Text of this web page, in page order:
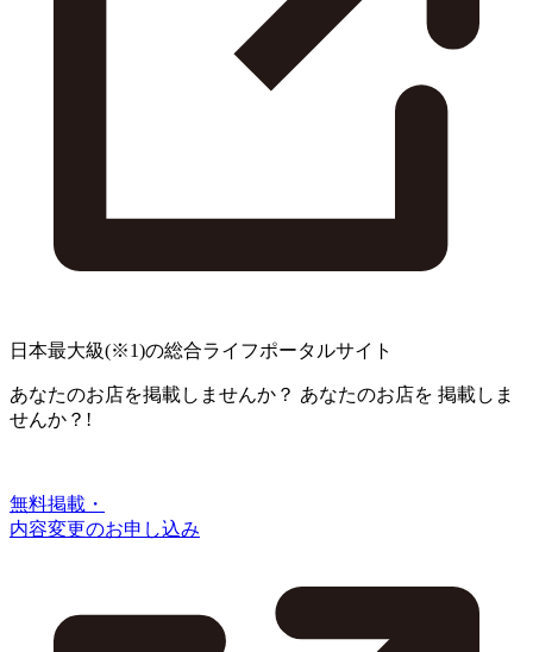
日本最大級(※1)の総合ライフポータルサイト
あなたのお店を掲載しませんか？ あなたのお店を 掲載しま
せんか？!
無料掲載・
内容変更のお申し込み